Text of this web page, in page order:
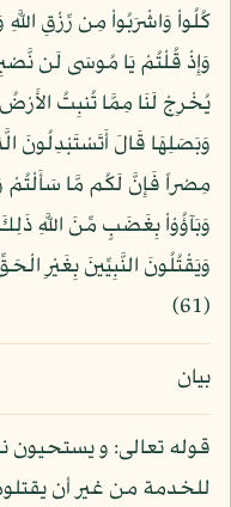
وَإِذْ قُلْتُمْ يَا مُوسَى لَن
يُخْرِجْ لَنَا مِمَّا تُنبِتُ
وَبَصَلِهَا قَالَ أَتَسْتَبْدِلُونَ
مِصْراً فَإِنَّ لَكُم مَّا
وَبَآؤُوْاْ بِغَضَبٍ مِّنَ اللَّهِ ذَلِكَ
وَيَقْتُلُونَ النَّبِيِّينَ بِغَيْرِ
(61)
بيان
قوله تعالى: و يستحيون
للخدمة من غير أن